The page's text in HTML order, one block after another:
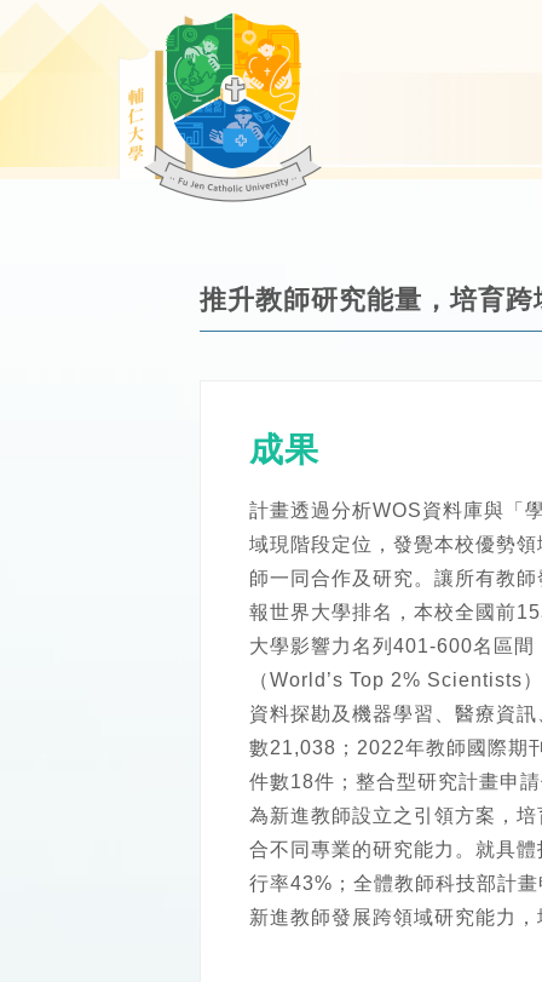
推升教師研究能量，培育跨
成果
計畫透過分析WOS資料庫與「
域現階段定位，發覺本校優勢
師一同合作及研究。讓所有教
報世界大學排名，本校全國前
大學影響力名列401-600名區
（World’s Top 2% Scientists
資料探勘及機器學習、醫療資
數21,038；2022年教師國際期
件數18件；整合型研究計畫申
為新進教師設立之引領方案，
合不同專業的研究能力。就具
行率43%；全體教師科技部計
新進教師發展跨領域研究能力